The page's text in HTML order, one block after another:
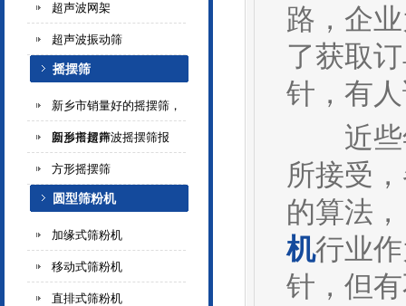
超声波网架
超声波振动筛
摇摆筛
新乡市销量好的摇摆筛，
新乡市超声波摇摆筛报
圆形摇摆筛
方形摇摆筛
圆型筛粉机
加缘式筛粉机
移动式筛粉机
直排式筛粉机
路，企
了获取
针，有
近些年
所接受
的算法
机行业
针，但